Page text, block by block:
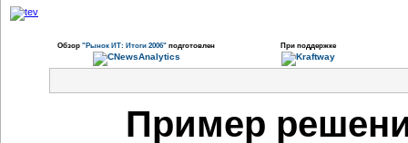
Обзор "Рынок ИТ: Итоги 2006" подготовлен При поддержке
Пример